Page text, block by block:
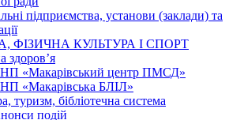
підприємства, установи (заклади) та
ФІЗИЧНА КУЛЬТУРА І СПОРТ
здоров’я
«Макарівський центр ПМСД»
«Макарівська БЛІЛ»
туризм, бібліотечна система
подій